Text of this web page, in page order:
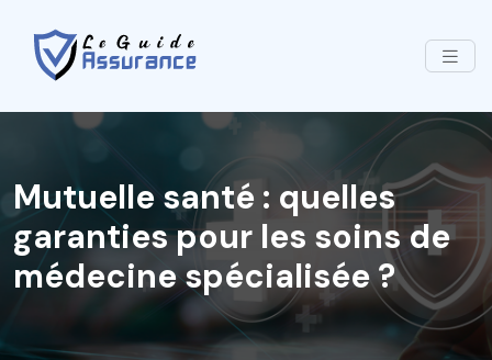
Mutuelle santé : quelles
garanties pour les soins de
médecine spécialisée ?